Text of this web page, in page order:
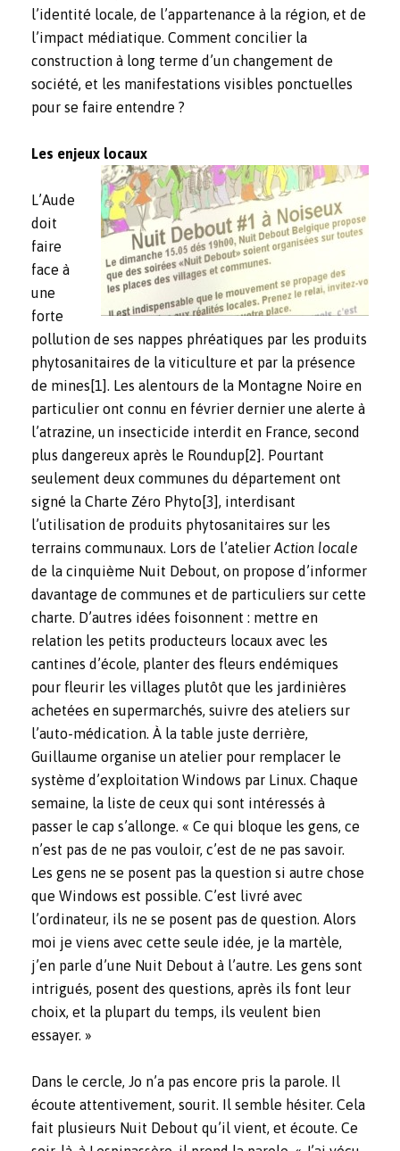
l’identité locale, de l’appartenance à la région, et de
l’impact médiatique. Comment concilier la
construction à long terme d’un changement de
société, et les manifestations visibles ponctuelles
pour se faire entendre ?
Les enjeux locaux
L’Aude
doit
faire
face à
une
forte
pollution de ses nappes phréatiques par les produits
phytosanitaires de la viticulture et par la présence
de mines [1]. Les alentours de la Montagne Noire en
particulier ont connu en février dernier une alerte à
l’atrazine, un insecticide interdit en France, second
plus dangereux après le Roundup [2]. Pourtant
seulement deux communes du département ont
signé la Charte Zéro Phyto [3], interdisant
l’utilisation de produits phytosanitaires sur les
terrains communaux. Lors de l’atelier Action locale
de la cinquième Nuit Debout, on propose d’informer
davantage de communes et de particuliers sur cette
charte. D’autres idées foisonnent : mettre en
relation les petits producteurs locaux avec les
cantines d’école, planter des fleurs endémiques
pour fleurir les villages plutôt que les jardinières
achetées en supermarchés, suivre des ateliers sur
l’auto-médication. À la table juste derrière,
Guillaume organise un atelier pour remplacer le
système d’exploitation Windows par Linux. Chaque
semaine, la liste de ceux qui sont intéressés à
passer le cap s’allonge. « Ce qui bloque les gens, ce
n’est pas de ne pas vouloir, c’est de ne pas savoir.
Les gens ne se posent pas la question si autre chose
que Windows est possible. C’est livré avec
l’ordinateur, ils ne se posent pas de question. Alors
moi je viens avec cette seule idée, je la martèle,
j’en parle d’une Nuit Debout à l’autre. Les gens sont
intrigués, posent des questions, après ils font leur
choix, et la plupart du temps, ils veulent bien
essayer. »
Dans le cercle, Jo n’a pas encore pris la parole. Il
écoute attentivement, sourit. Il semble hésiter. Cela
fait plusieurs Nuit Debout qu’il vient, et écoute. Ce